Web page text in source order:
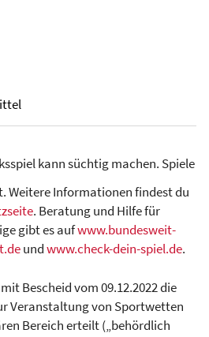
kann süchtig machen. Spiele
Weitere Informationen findest du
. Beratung und Hilfe für
gibt es aufwww.bundesweit-
undwww.check-dein-spiel.de.
Bescheid vom 09.12.2022 die
Veranstaltung von Sportwetten
Bereich erteilt („behördlich